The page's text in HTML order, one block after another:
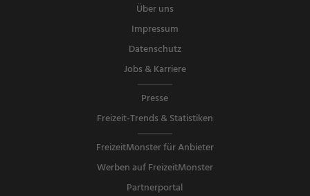
Über uns
Impressum
Datenschutz
Jobs & Karriere
Presse
Freizeit-Trends & Statistiken
FreizeitMonster für Anbieter
Werben auf FreizeitMonster
Partnerportal